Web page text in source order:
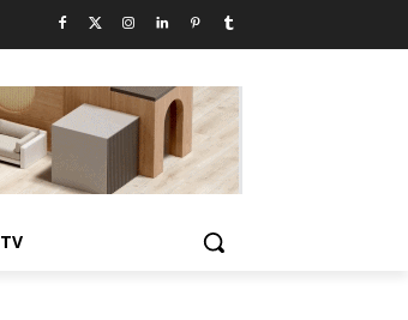
TV